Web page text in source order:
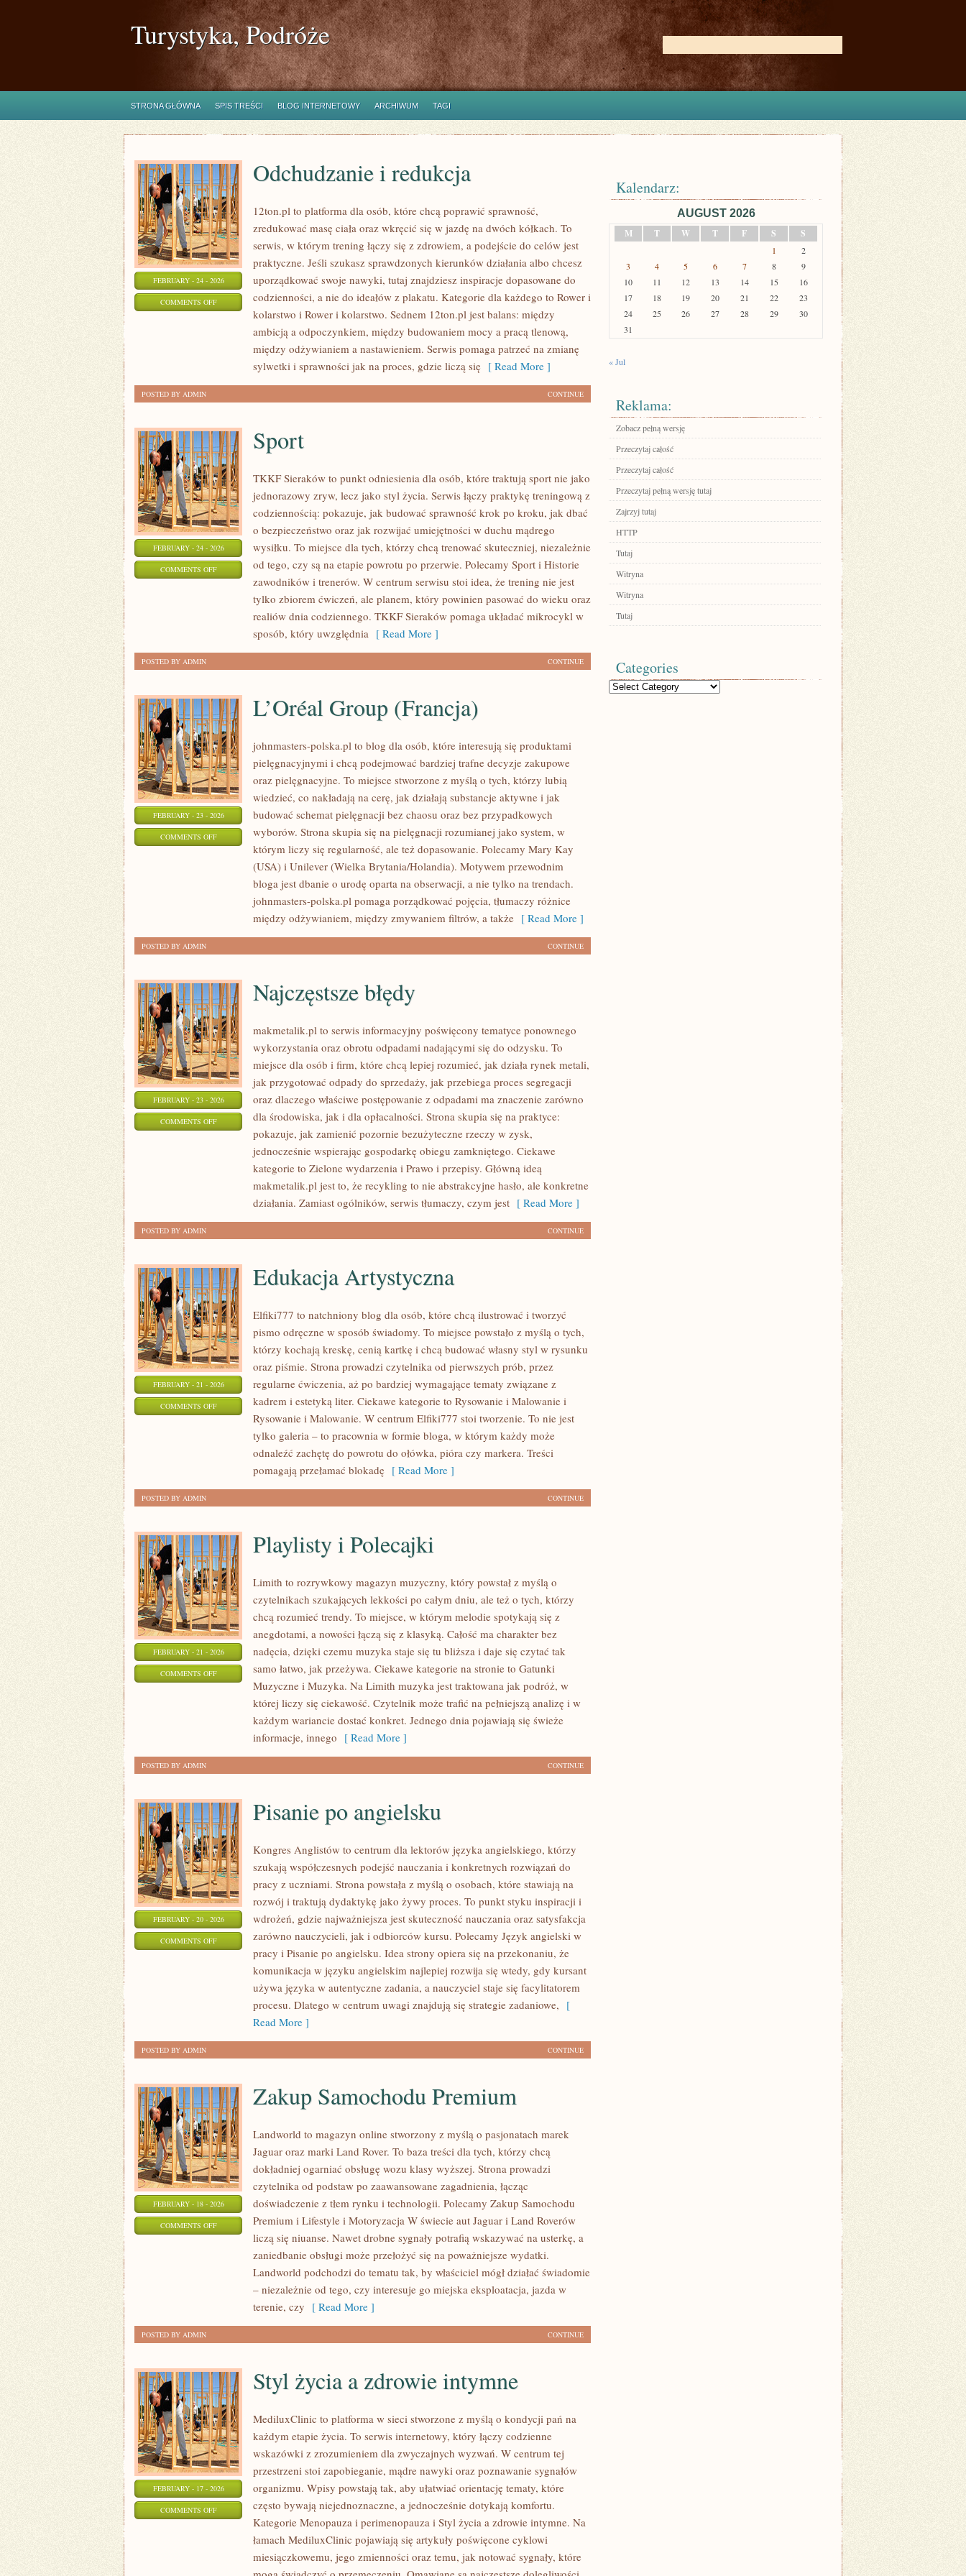
Turystyka, Podróże
STRONA GŁÓWNA SPIS TREŚCI BLOG INTERNETOWY ARCHIWUM TAGI
FEBRUARY - 24 - 2026
COMMENTS OFFON
ODCHUDZANIE
Odchudzanie i redukcja
12ton.pl to platforma dla osób, które chcą poprawić sprawność,
zredukować masę ciała oraz wkręcić się w jazdę na dwóch kółkach. To
serwis, w którym trening łączy się z zdrowiem, a podejście do celów jest
praktyczne. Jeśli szukasz sprawdzonych kierunków działania albo chcesz
uporządkować swoje nawyki, tutaj znajdziesz inspiracje dopasowane do
codzienności, a nie do ideałów z plakatu. Kategorie dla każdego to Rower i
kolarstwo i Rower i kolarstwo. Sednem 12ton.pl jest balans: między
ambicją a odpoczynkiem, między budowaniem mocy a pracą tlenową,
między odżywianiem a nastawieniem. Serwis pomaga patrzeć na zmianę
sylwetki i sprawności jak na proces, gdzie liczą się [ Read More ]
CONTINUE
POSTED BY ADMIN
FEBRUARY - 24 - 2026
COMMENTS OFFON
Sport
TKKF Sieraków to punkt odniesienia dla osób, które traktują sport nie jako
jednorazowy zryw, lecz jako styl życia. Serwis łączy praktykę treningową z
codziennością: pokazuje, jak budować sprawność krok po kroku, jak dbać
o bezpieczeństwo oraz jak rozwijać umiejętności w duchu mądrego
wysiłku. To miejsce dla tych, którzy chcą trenować skuteczniej, niezależnie
od tego, czy są na etapie powrotu po przerwie. Polecamy Sport i Historie
zawodników i trenerów. W centrum serwisu stoi idea, że trening nie jest
tylko zbiorem ćwiczeń, ale planem, który powinien pasować do wieku oraz
realiów dnia codziennego. TKKF Sieraków pomaga układać mikrocykl w
sposób, który uwzględnia [ Read More ]
CONTINUE
POSTED BY ADMIN
FEBRUARY - 23 - 2026
COMMENTS OFFON
L’Oréal Group (Francja)
johnmasters-polska.pl to blog dla osób, które interesują się produktami
pielęgnacyjnymi i chcą podejmować bardziej trafne decyzje zakupowe
oraz pielęgnacyjne. To miejsce stworzone z myślą o tych, którzy lubią
wiedzieć, co nakładają na cerę, jak działają substancje aktywne i jak
budować schemat pielęgnacji bez chaosu oraz bez przypadkowych
wyborów. Strona skupia się na pielęgnacji rozumianej jako system, w
którym liczy się regularność, ale też dopasowanie. Polecamy Mary Kay
(USA) i Unilever (Wielka Brytania/Holandia). Motywem przewodnim
bloga jest dbanie o urodę oparta na obserwacji, a nie tylko na trendach.
johnmasters-polska.pl pomaga porządkować pojęcia, tłumaczy różnice
między odżywianiem, między zmywaniem filtrów, a także [ Read More ]
CONTINUE
POSTED BY ADMIN
FEBRUARY - 23 - 2026
COMMENTS OFFON
NAJCZĘSTSZE
Najczęstsze błędy
makmetalik.pl to serwis informacyjny poświęcony tematyce ponownego
wykorzystania oraz obrotu odpadami nadającymi się do odzysku. To
miejsce dla osób i firm, które chcą lepiej rozumieć, jak działa rynek metali,
jak przygotować odpady do sprzedaży, jak przebiega proces segregacji
oraz dlaczego właściwe postępowanie z odpadami ma znaczenie zarówno
dla środowiska, jak i dla opłacalności. Strona skupia się na praktyce:
pokazuje, jak zamienić pozornie bezużyteczne rzeczy w zysk,
jednocześnie wspierając gospodarkę obiegu zamkniętego. Ciekawe
kategorie to Zielone wydarzenia i Prawo i przepisy. Główną ideą
makmetalik.pl jest to, że recykling to nie abstrakcyjne hasło, ale konkretne
działania. Zamiast ogólników, serwis tłumaczy, czym jest [ Read More ]
CONTINUE
POSTED BY ADMIN
FEBRUARY - 21 - 2026
COMMENTS OFFON
ARTYSTYCZNA
Edukacja Artystyczna
Elfiki777 to natchniony blog dla osób, które chcą ilustrować i tworzyć
pismo odręczne w sposób świadomy. To miejsce powstało z myślą o tych,
którzy kochają kreskę, cenią kartkę i chcą budować własny styl w rysunku
oraz piśmie. Strona prowadzi czytelnika od pierwszych prób, przez
regularne ćwiczenia, aż po bardziej wymagające tematy związane z
kadrem i estetyką liter. Ciekawe kategorie to Rysowanie i Malowanie i
Rysowanie i Malowanie. W centrum Elfiki777 stoi tworzenie. To nie jest
tylko galeria – to pracownia w formie bloga, w którym każdy może
odnaleźć zachętę do powrotu do ołówka, pióra czy markera. Treści
pomagają przełamać blokadę [ Read More ]
CONTINUE
POSTED BY ADMIN
FEBRUARY - 21 - 2026
COMMENTS OFFON
PLAYLISTY
POLECAJKI
Playlisty i Polecajki
Limith to rozrywkowy magazyn muzyczny, który powstał z myślą o
czytelnikach szukających lekkości po całym dniu, ale też o tych, którzy
chcą rozumieć trendy. To miejsce, w którym melodie spotykają się z
anegdotami, a nowości łączą się z klasyką. Całość ma charakter bez
nadęcia, dzięki czemu muzyka staje się tu bliższa i daje się czytać tak
samo łatwo, jak przeżywa. Ciekawe kategorie na stronie to Gatunki
Muzyczne i Muzyka. Na Limith muzyka jest traktowana jak podróż, w
której liczy się ciekawość. Czytelnik może trafić na pełniejszą analizę i w
każdym wariancie dostać konkret. Jednego dnia pojawiają się świeże
informacje, innego [ Read More ]
CONTINUE
POSTED BY ADMIN
FEBRUARY - 20 - 2026
COMMENTS OFFON
ANGIELSKU
Pisanie po angielsku
Kongres Anglistów to centrum dla lektorów języka angielskiego, którzy
szukają współczesnych podejść nauczania i konkretnych rozwiązań do
pracy z uczniami. Strona powstała z myślą o osobach, które stawiają na
rozwój i traktują dydaktykę jako żywy proces. To punkt styku inspiracji i
wdrożeń, gdzie najważniejsza jest skuteczność nauczania oraz satysfakcja
zarówno nauczycieli, jak i odbiorców kursu. Polecamy Język angielski w
pracy i Pisanie po angielsku. Idea strony opiera się na przekonaniu, że
komunikacja w języku angielskim najlepiej rozwija się wtedy, gdy kursant
używa języka w autentyczne zadania, a nauczyciel staje się facylitatorem
procesu. Dlatego w centrum uwagi znajdują się strategie zadaniowe, [
Read More ]
CONTINUE
POSTED BY ADMIN
FEBRUARY - 18 - 2026
COMMENTS OFFON
SAMOCHODU
Zakup Samochodu Premium
Landworld to magazyn online stworzony z myślą o pasjonatach marek
Jaguar oraz marki Land Rover. To baza treści dla tych, którzy chcą
dokładniej ogarniać obsługę wozu klasy wyższej. Strona prowadzi
czytelnika od podstaw po zaawansowane zagadnienia, łącząc
doświadczenie z tłem rynku i technologii. Polecamy Zakup Samochodu
Premium i Lifestyle i Motoryzacja W świecie aut Jaguar i Land Roverów
liczą się niuanse. Nawet drobne sygnały potrafią wskazywać na usterkę, a
zaniedbanie obsługi może przełożyć się na poważniejsze wydatki.
Landworld podchodzi do tematu tak, by właściciel mógł działać świadomie
– niezależnie od tego, czy interesuje go miejska eksploatacja, jazda w
terenie, czy [ Read More ]
CONTINUE
POSTED BY ADMIN
FEBRUARY - 17 - 2026
COMMENTS OFFON
Styl życia a zdrowie intymne
MediluxClinic to platforma w sieci stworzone z myślą o kondycji pań na
każdym etapie życia. To serwis internetowy, który łączy codzienne
wskazówki z zrozumieniem dla zwyczajnych wyzwań. W centrum tej
przestrzeni stoi zapobieganie, mądre nawyki oraz poznawanie sygnałów
organizmu. Wpisy powstają tak, aby ułatwiać orientację tematy, które
często bywają niejednoznaczne, a jednocześnie dotykają komfortu.
Kategorie Menopauza i perimenopauza i Styl życia a zdrowie intymne. Na
łamach MediluxClinic pojawiają się artykuły poświęcone cyklowi
miesiączkowemu, jego zmienności oraz temu, jak notować sygnały, które
Kalendarz:
AUGUST 2026
M
T W T F S S
1
2
3
4 5 6 7 8
9
10
11 12 13 14 15
16
17
18 19 20 21 22
23
24
25 26 27 28 29
30
31
« Jul
Reklama:
Zobacz pełną wersję
Przeczytaj całość
Przeczytaj całość
Przeczytaj pełną wersję tutaj
Zajrzyj tutaj
HTTP
Tutaj
Witryna
Witryna
Tutaj
Categories
Categories